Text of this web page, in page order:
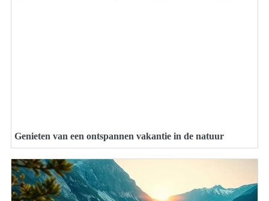
Genieten van een ontspannen vakantie in de natuur